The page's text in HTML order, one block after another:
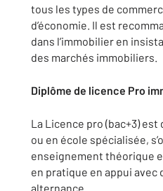
tous les types de
d’économie. Il est
dans l’immobilier en
des marchés immobiliers.
Diplôme de licence Pro
La Licence pro (bac+3)
ou en école spécialisée,
enseignement théorique
en pratique en appui avec
alternance.